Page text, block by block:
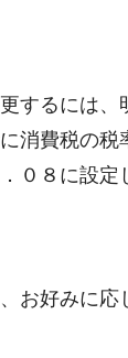
するには、
消費税の税
０８に設定
お好みに応